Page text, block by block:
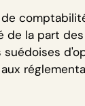
de la part